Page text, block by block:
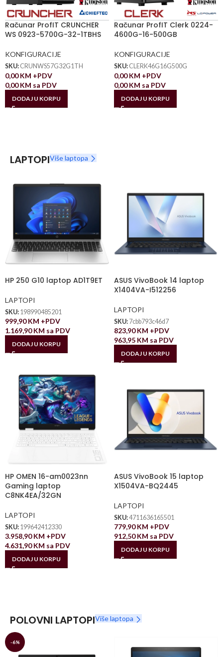
Računar ProfIT CRUNCHER
WS 0923-5700G-32-1TBHS
KONFIGURACIJE
SKU: CRUNWS57G32G1TH
0,00KM +PDV
0,00KM sa PDV
DODAJ U KORPU
Računar ProfIT Clerk 0224-
4600G-16-500GB
KONFIGURACIJE
SKU: CLERK46G16G500G
0,00KM +PDV
0,00KM sa PDV
DODAJ U KORPU
LAPTOPIViše laptopa
HP 250 G10 laptop AD1T9ET
LAPTOPI
SKU: 198990485201
999,90KM +PDV
1.169,90KM sa PDV
DODAJ U KORPU
ASUS VivoBook 14 laptop
X1404VA-I512256
LAPTOPI
SKU: 7cbb793c46d7
823,90KM +PDV
963,95 KM sa PDV
DODAJ U KORPU
HP OMEN 16-am0023nn
Gaming laptop
C8NK4EA/32GN
LAPTOPI
SKU: 199642412330
3.958,90KM +PDV
4.631,90KM sa PDV
DODAJ U KORPU
ASUS VivoBook 15 laptop
X1504VA-BQ2445
LAPTOPI
SKU:4711636165501
779,90KM +PDV
912,50KM sa PDV
DODAJ U KORPU
POLOVNI LAPTOPIViše laptopa
-6%